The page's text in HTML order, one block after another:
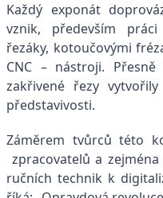
Každý exponát
vznik, především
řezáky, kotoučovými
CNC – nástroji.
zakřivené řezy
představivosti.
Záměrem tvůrců této
zpracovatelů a
ručních technik k